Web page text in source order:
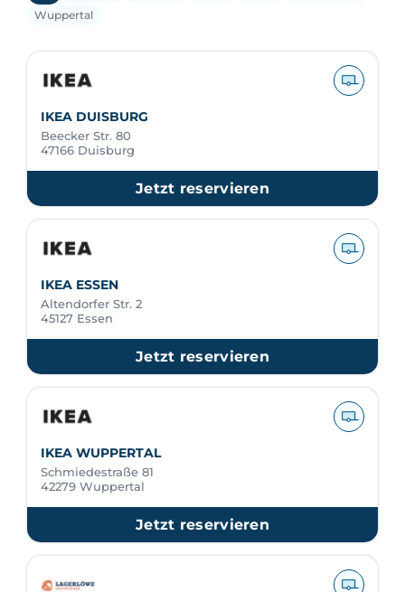
Wuppertal
IKEA DUISBURG
Beecker Str. 80
47166 Duisburg
Jetzt reservieren
IKEA ESSEN
Altendorfer Str. 2
45127 Essen
Jetzt reservieren
IKEA WUPPERTAL
Schmiedestraße 81
42279 Wuppertal
Jetzt reservieren